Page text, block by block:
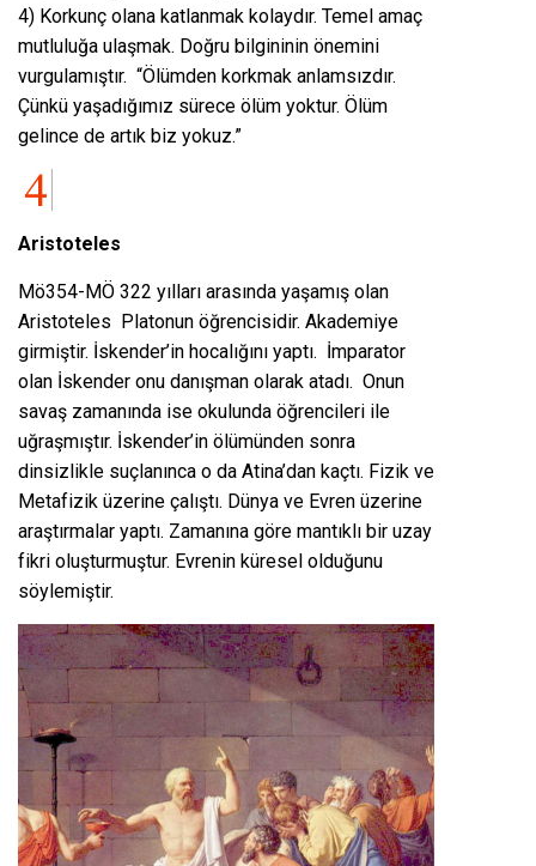
4) Korkunç olana katlanmak kolaydır. Temel amaç
mutluluğa ulaşmak. Doğru bilgininin önemini
vurgulamıştır. “Ölümden korkmak anlamsızdır.
Çünkü yaşadığımız sürece ölüm yoktur. Ölüm
gelince de artık biz yokuz.”
Aristoteles
Mö354-MÖ 322 yılları arasında yaşamış olan
Aristoteles Platonun öğrencisidir. Akademiye
girmiştir. İskender’in hocalığını yaptı. İmparator
olan İskender onu danışman olarak atadı. Onun
savaş zamanında ise okulunda öğrencileri ile
uğraşmıştır. İskender’in ölümünden sonra
dinsizlikle suçlanınca o da Atina’dan kaçtı. Fizik ve
Metafizik üzerine çalıştı. Dünya ve Evren üzerine
araştırmalar yaptı. Zamanına göre mantıklı bir uzay
fikri oluşturmuştur. Evrenin küresel olduğunu
söylemiştir.